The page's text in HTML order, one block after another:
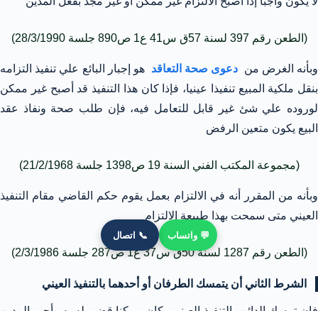
(الطعن رقم 397 لسنة 57ق س41 ع1 ص890 جلسة 28/3/1990)
وبأنه الغرض من دعوى صحة التعاقد هو إجبار البائع علي تنفيذ التزامه
بنقل ملكية المبيع تنفيذا عينيا، فإذا كان هذا التنفيذ قد أصبح غير ممكن
لوروده علي شئ غير قابل للتعامل فيه، فإن طلب صحة ونفاذ عقد
البيع يكون متعين الرفض
(مجموعة المكتب الفني السنة 19 ص1398 جلسة 21/2/1968)
وبأنه من المقرر أنه في الالتزام بعمل يقوم حكم القاضي مقام التنفيذ
العيني متى سمحت بهذا طبيعة الالتزام
(الطعن رقم 1287 لسنة 50ق س37 ع1 ص287 جلسة 2/3/1986)
الشرط الثاني أن يتمسك الطرفان أو أحدهما بالتنفيذ العيني
💬 واتساب 📞 اتصال